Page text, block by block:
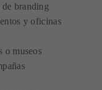
de branding
y oficinas
o museos